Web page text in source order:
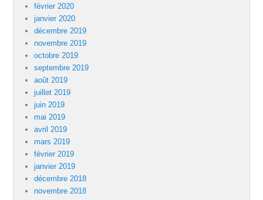
février 2020
janvier 2020
décembre 2019
novembre 2019
octobre 2019
septembre 2019
août 2019
juillet 2019
juin 2019
mai 2019
avril 2019
mars 2019
février 2019
janvier 2019
décembre 2018
novembre 2018